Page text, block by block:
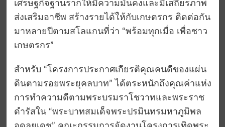
เศรษฐกิจฐานรากให้มีความมั่นคงและมีเสถียรภาพ
ส่งเสริมอาชีพ สร้างรายได้ให้กับเกษตรกร ติดต่อกัน
มาหลายปีตามสโลแกนที่ว่า “พร้อมทุกเมื่อ เพื่อชาว
เกษตรกร”
สำหรับ “โครงการประกาศเกียรติคุณคนดีของแผ่น
ดินตามรอยพระยุคลบาท” ได้ตระหนักถึงคุณค่าแห่ง
การทำความดีตามพระบรมราโชวาทและพระราช
ดำรัสใน “พระบาทสมเด็จพระปรมินทรมหาภูมิพล